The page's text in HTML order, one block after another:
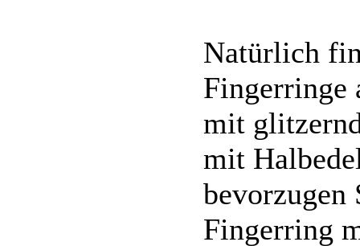
Natürlich
Fingerringe
mit
mit
bevorzugen
Fingerring